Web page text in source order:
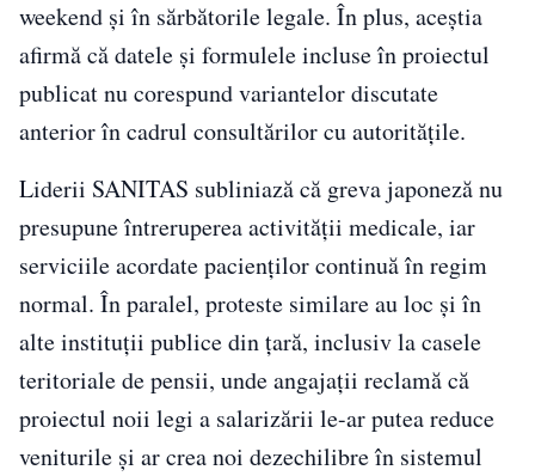
weekend și în sărbătorile legale. În plus, aceștia
afirmă că datele și formulele incluse în proiectul
publicat nu corespund variantelor discutate
anterior în cadrul consultărilor cu autoritățile.
Liderii SANITAS subliniază că greva japoneză nu
presupune întreruperea activității medicale, iar
serviciile acordate pacienților continuă în regim
normal. În paralel, proteste similare au loc și în
alte instituții publice din țară, inclusiv la casele
teritoriale de pensii, unde angajații reclamă că
proiectul noii legi a salarizării le-ar putea reduce
veniturile și ar crea noi dezechilibre în sistemul